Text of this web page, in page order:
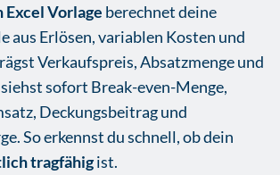
Excel Vorlage berechnet deine
aus Erlösen, variablen Kosten und
Verkaufspreis, Absatzmenge und
sofort Break-even-Menge,
Deckungsbeitrag und
So erkennst du schnell, ob dein
tragfähigist.